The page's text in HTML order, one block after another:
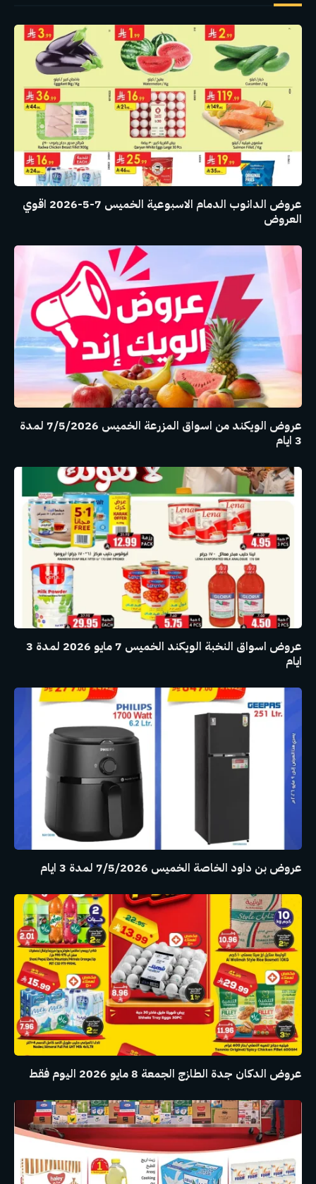
عروض الدانوب الدمام الاسبوعية الخميس 7-5-2026 اقوي
العروض
عروض الويكند من اسواق المزرعة الخميس 7/5/2026 لمدة
3 ايام
عروض اسواق النخبة الويكند الخميس 7 مايو 2026 لمدة 3
ايام
عروض بن داود الخاصة الخميس 7/5/2026 لمدة 3 ايام
عروض الدكان جدة الطازج الجمعة 8 مايو 2026 اليوم فقط